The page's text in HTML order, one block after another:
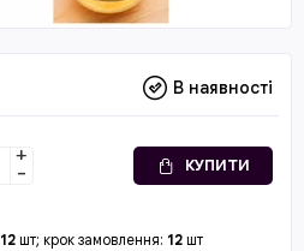
В наявності
+
- КУПИТИ
12 шт; крок замовлення: 12 шт